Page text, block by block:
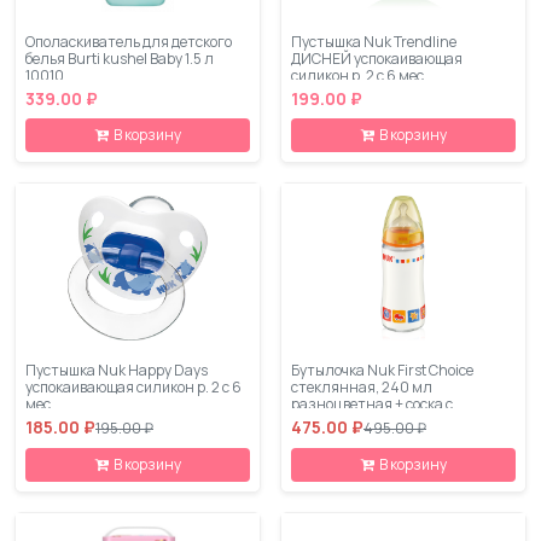
Ополаскиватель для детского
белья Burti kushel Baby 1.5 л
10010
339.00 ₽
В корзину
Пустышка Nuk Trendline
ДИСНЕЙ успокаивающая
силикон р. 2 с 6 мес.
199.00 ₽
В корзину
Пустышка Nuk Happy Days
успокаивающая силикон р. 2 с 6
мес.
185.00 ₽195.00 ₽
В корзину
Бутылочка Nuk First Choice
стеклянная, 240 мл
разноцветная + соска с
вентиляцией из силикона, р1.
для молока с рождения
475.00 ₽495.00 ₽
В корзину